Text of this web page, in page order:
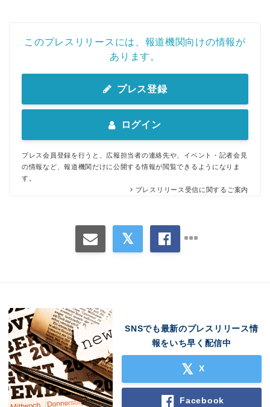
このプレスリリースには、報道機関向けの情報が
あります。
プレス登録
ログイン
プレス会員登録を行うと、広報担当者の連絡先や、イベント・記者会見
の情報など、報道機関だけに公開する情報が閲覧できるようになりま
す。
プレスリリース受信に関するご案内
SNSでも最新のプレスリリース情
報をいち早く配信中
X
Facebook